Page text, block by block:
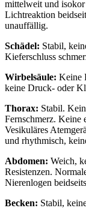
mittelweit und
Lichtreaktion
unauffällig.
Schädel: Stabil,
Kieferschluss
Wirbelsäule: Keine
keine Druck- oder
Thorax: Stabil.
Fernschmerz. Keine
Vesikuläres
und rhythmisch,
Abdomen: Weich,
Resistenzen.
Nierenlogen
Becken: Stabil,